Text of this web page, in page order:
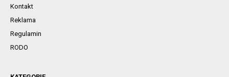
Kontakt
Reklama
Regulamin
RODO